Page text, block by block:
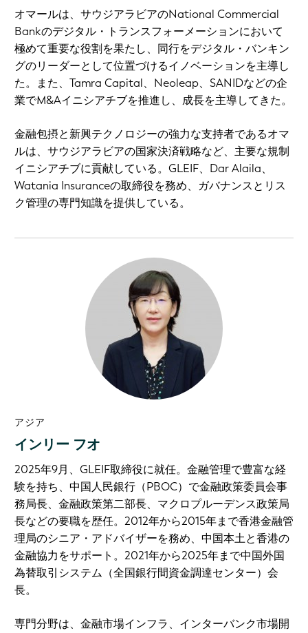
オマールは、サウジアラビアのNational Commercial
Bankのデジタル・トランスフォーメーションにおいて
極めて重要な役割を果たし、同行をデジタル・バンキン
グのリーダーとして位置づけるイノベーションを主導し
た。また、Tamra Capital、Neoleap、SANIDなどの企
業でM&Aイニシアチブを推進し、成長を主導してきた。
金融包摂と新興テクノロジーの強力な支持者であるオマ
ルは、サウジアラビアの国家決済戦略など、主要な規制
イニシアチブに貢献している。GLEIF、Dar Alaila、
Watania Insuranceの取締役を務め、ガバナンスとリス
ク管理の専門知識を提供している。
アジア
インリー フオ
2025年9月、GLEIF取締役に就任。金融管理で豊富な経
験を持ち、中国人民銀行（PBOC）で金融政策委員会事
務局長、金融政策第二部長、マクロプルーデンス政策局
長などの要職を歴任。2012年から2015年まで香港金融管
理局のシニア・アドバイザーを務め、中国本土と香港の
金融協力をサポート。2021年から2025年まで中国外国
為替取引システム（全国銀行間資金調達センター）会
長。
専門分野は、金融市場インフラ、インターバンク市場開